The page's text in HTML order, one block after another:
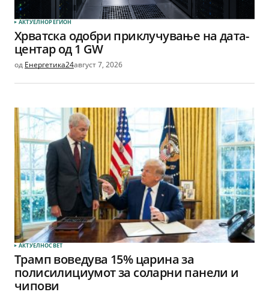
АКТУЕЛНОРЕГИОН
Хрватска одобри приклучување на дата-
центар од 1 GW
од Енергетика24август 7, 2026
АКТУЕЛНОСВЕТ
Трамп воведува 15% царина за
полисилициумот за соларни панели и
чипови